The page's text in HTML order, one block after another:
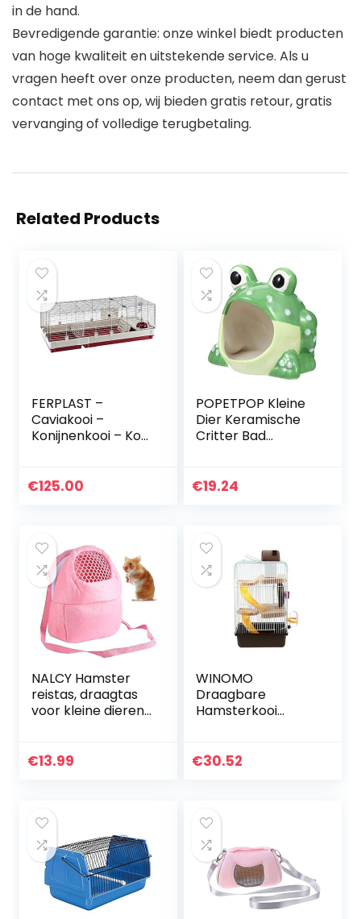
in de hand.
Bevredigende garantie: onze winkel biedt producten
van hoge kwaliteit en uitstekende service. Als u
vragen heeft over onze producten, neem dan gerust
contact met ons op, wij bieden gratis retour, gratis
vervanging of volledige terugbetaling.
Related Products
FERPLAST –
Caviakooi –
Konijnenkooi – Kooi
openen en
€125.00
POPETPOP Kleine
Dier Keramische
Critter Bad
Huis Zomer Cool
€19.24
NALCY Hamster
reistas, draagtas
voor kleine dieren,
huisdierdraagtas,
€13.99
WINOMO
Draagbare
Hamsterkooi
Huisdieren Huis
€30.52